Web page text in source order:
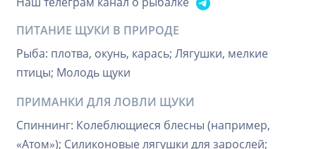
ПИТАНИЕ ЩУКИ В ПРИРОДЕ
Рыба: плотва, окунь, карась; Лягушки, мелкие
птицы; Молодь щуки
ПРИМАНКИ ДЛЯ ЛОВЛИ ЩУКИ
Спиннинг: Колеблющиеся блесны (например,
«Атом»); Силиконовые лягушки для зарослей;